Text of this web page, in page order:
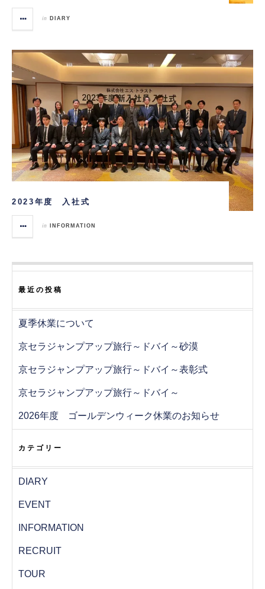
in DIARY
2023年度 入社式
in INFORMATION
最近の投稿
夏季休業について
京セラジャンプアップ旅行～ドバイ～砂漠
京セラジャンプアップ旅行～ドバイ～表彰式
京セラジャンプアップ旅行～ドバイ～
2026年度 ゴールデンウィーク休業のお知らせ
カテゴリー
DIARY
EVENT
INFORMATION
RECRUIT
TOUR